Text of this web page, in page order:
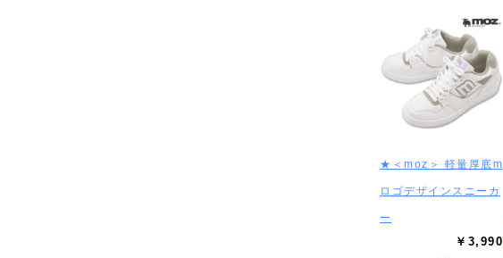
★＜moz＞ 軽量厚底m
ロゴデザインスニーカ
ー
￥3,990